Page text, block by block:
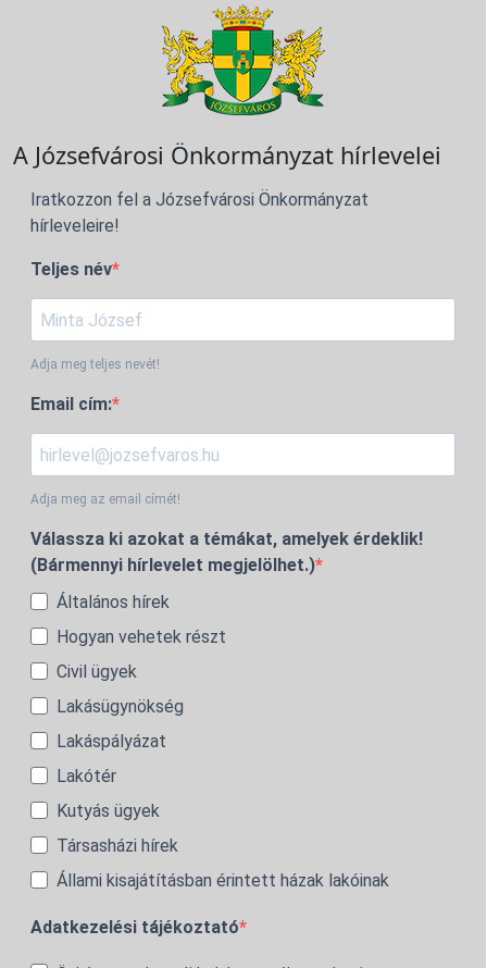
A Józsefvárosi Önkormányzat hírlevelei
Iratkozzon fel a Józsefvárosi Önkormányzat
hírleveleire!
Teljes név
Adja meg teljes nevét!
Email cím:
Adja meg az email címét!
Válassza ki azokat a témákat, amelyek érdeklik!
(Bármennyi hírlevelet megjelölhet.)
Általános hírek
Hogyan vehetek részt
Civil ügyek
Lakásügynökség
Lakáspályázat
Lakótér
Kutyás ügyek
Társasházi hírek
Állami kisajátításban érintett házak lakóinak
Adatkezelési tájékoztató